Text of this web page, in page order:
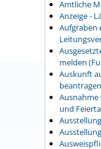
Amtliche
Anzeige -
Aufgraben
melden
Auskunft
beantragen
Ausnahme
und